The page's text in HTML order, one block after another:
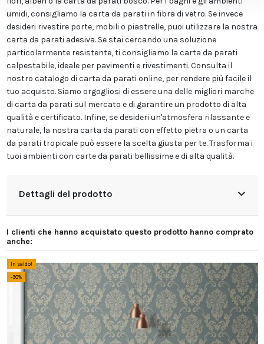
umidi, consigliamo la carta da parati in fibra di vetro. Se invece
desideri rivestire porte, mobili o piastrelle, puoi utilizzare la nostra
carta da parati adesiva. Se stai cercando una soluzione
particolarmente resistente, ti consigliamo la carta da parati
calpestabile, ideale per pavimenti e rivestimenti. Consulta il
nostro catalogo di carta da parati online, per rendere più facile il
tuo acquisto. Siamo orgogliosi di essere una delle migliori marche
di carta da parati sul mercato e di garantire un prodotto di alta
qualità e certificato. Infine, se desideri un'atmosfera rilassante e
naturale, la nostra carta da parati con effetto pietra o un carta
da parati tropicale può essere la scelta giusta per te. Trasforma i
tuoi ambienti con carte da parati bellissime e di alta qualità.
Dettagli del prodotto
I clienti che hanno acquistato questo prodotto hanno comprato
anche:
In saldo!
-30%